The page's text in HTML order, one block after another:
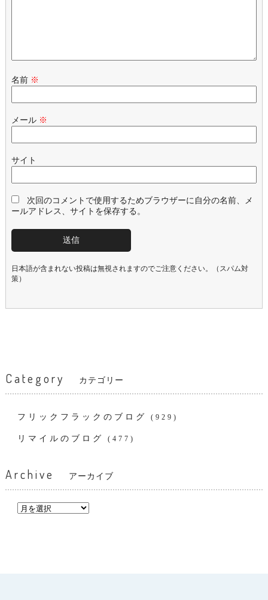
名前 ※
メール ※
サイト
次回のコメントで使用するためブラウザーに自分の名前、メ
ールアドレス、サイトを保存する。
日本語が含まれない投稿は無視されますのでご注意ください。（スパム対
策）
Category カテゴリー
フリックフラックのブログ (929)
リマイルのブログ (477)
Archive アーカイブ